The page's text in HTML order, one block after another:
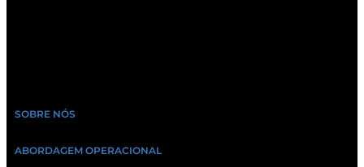
SOBRE NÓS
ABORDAGEM OPERACIONAL